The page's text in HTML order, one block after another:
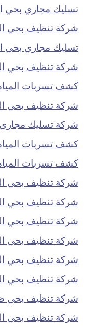
تسليك مجاري بحي
شركة تنظيف بحي
تسليك مجاري بحي
شركة تنظيف بحي
كشف تسربات
شركة تنظيف بحي
شركة تسليك
كشف تسربات
كشف تسربات
شركة تنظيف بحي
شركة تنظيف بحي
شركة تنظيف بحي
شركة تنظيف بحي
شركة تنظيف بحي
شركة تنظيف بحي
شركة تنظيف بحي
شركة تنظيف بحي